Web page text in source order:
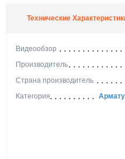
Технические
Видеообзор
Производитель
Страна производитель
Категория